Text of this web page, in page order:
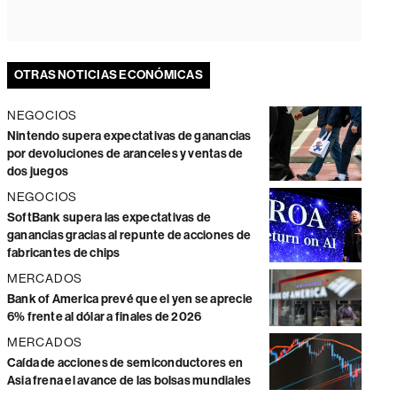
OTRAS NOTICIAS ECONÓMICAS
NEGOCIOS
Nintendo supera expectativas de ganancias
por devoluciones de aranceles y ventas de
dos juegos
NEGOCIOS
SoftBank supera las expectativas de
ganancias gracias al repunte de acciones de
fabricantes de chips
MERCADOS
Bank of America prevé que el yen se aprecie
6% frente al dólar a finales de 2026
MERCADOS
Caída de acciones de semiconductores en
Asia frena el avance de las bolsas mundiales